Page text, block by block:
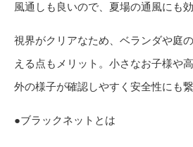
風通しも良いので、夏場の通風にも
視界がクリアなため、ベランダや庭
える点もメリット。小さなお子様や
外の様子が確認しやすく安全性にも繋
●ブラックネットとは